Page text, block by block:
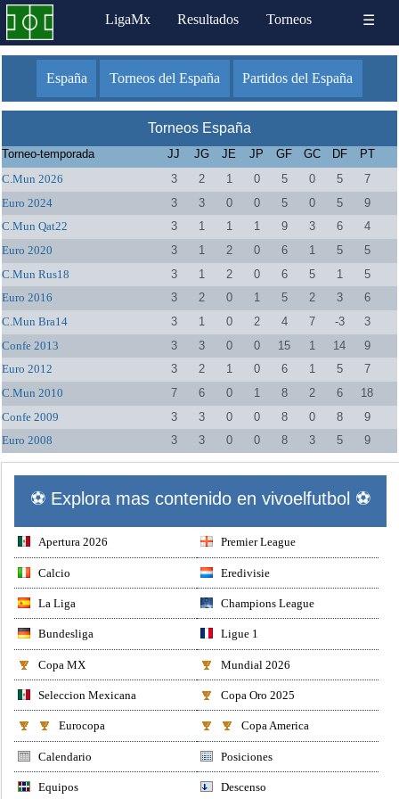
LigaMx Resultados Torneos ☰
España Torneos del España Partidos del España
Torneos España
Torneo-temporada JJ JG JE JP GF GC DF
PT
C.Mun 2026
3 2 1 0 5 0 5
7
Euro 2024
3 3 0 0 5 0 5
9
C.Mun Qat22
3 1 1 1 9 3 6
4
Euro 2020
3 1 2 0 6 1 5
5
C.Mun Rus18
3 1 2 0 6 5 1
5
Euro 2016
3 2 0 1 5 2 3
6
C.Mun Bra14
3 1 0 2 4 7 -3
3
Confe 2013
3 3 0 0 15 1 14
9
Euro 2012
3 2 1 0 6 1 5
7
C.Mun 2010
7 6 0 1 8 2 6
18
Confe 2009
3 3 0 0 8 0 8
9
Euro 2008
3 3 0 0 8 3 5 9
⚽ Explora mas contenido en vivoelfutbol ⚽
Apertura 2026 Premier League
Calcio Eredivisie
La Liga Champions League
Bundesliga Ligue 1
Copa MX Mundial 2026
Seleccion Mexicana Copa Oro 2025
Eurocopa Copa America
Calendario Posiciones
Equipos Descenso